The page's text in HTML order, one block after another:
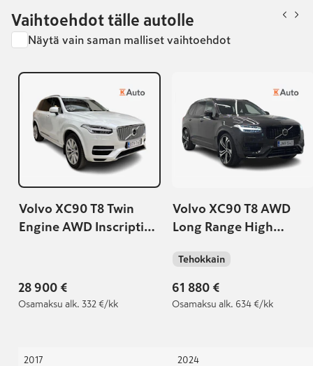
Vaihtoehdot tälle autolle
Näytä vain saman malliset vaihtoehdot
Volvo XC90 T8 Twin
Engine AWD Inscription
28 900 €
Osamaksu alk. 332 €/kk
2017
Volvo XC90 T8 AWD
Long Range High
Dark aut
Tehokkain
61 880 €
Osamaksu alk. 634 €/kk
2024